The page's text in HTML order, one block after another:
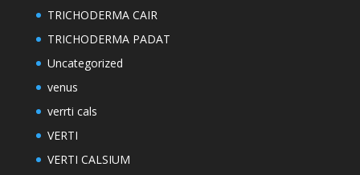
TRICHODERMA CAIR
TRICHODERMA PADAT
Uncategorized
venus
verrti cals
VERTI
VERTI CALSIUM